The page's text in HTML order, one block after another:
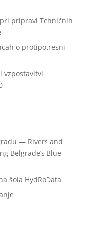
pri pripravi Tehničnih
o protipotresni
vzpostavitvi
— Rivers and
Belgrade’s Blue-
šola HydRoData